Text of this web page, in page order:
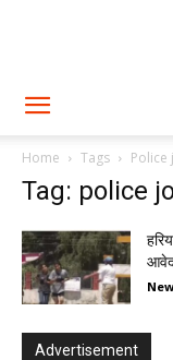
Home Tags Police
Tag: police
Advertisement